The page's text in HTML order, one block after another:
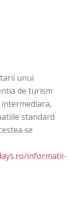
unui
de turism
standard
se
informatii-